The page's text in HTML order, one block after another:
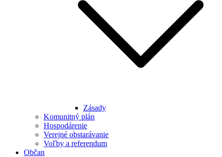
Zásady
Komunitný plán
Hospodárenie
Verejné obstarávanie
Voľby a referendum
Občan